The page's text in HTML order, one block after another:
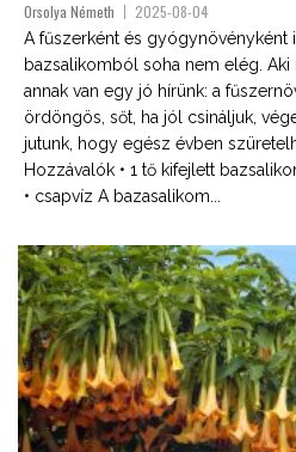
Orsolya Németh 2025-08-04
A fűszerként és gyógynövényként
bazsalikomból soha nem elég.
annak van egy jó hírünk: a
ördöngös, sőt, ha jól csináljuk,
jutunk, hogy egész évben
Hozzávalók • 1 tő kifejlett
• csapvíz A bazasalikom...